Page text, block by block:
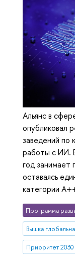
Альянс в
опубликовал
заведений по
работы с ИИ.
год занимает
оставаясь
категории
Программа
Вышка
Приоритет 2030